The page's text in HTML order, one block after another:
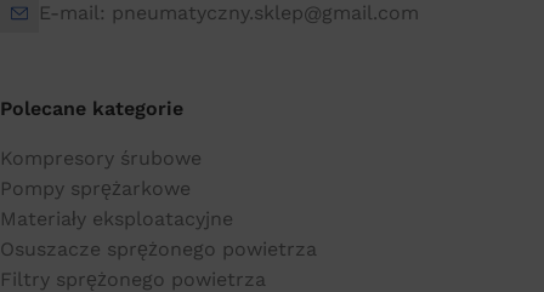
E-mail: pneumatyczny.sklep@gmail.com
Polecane kategorie
Kompresory śrubowe
Pompy sprężarkowe
Materiały eksploatacyjne
Osuszacze sprężonego powietrza
Filtry sprężonego powietrza